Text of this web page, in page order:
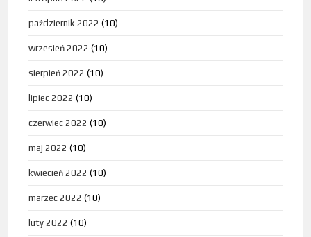
październik 2022 (10)
wrzesień 2022 (10)
sierpień 2022 (10)
lipiec 2022 (10)
czerwiec 2022 (10)
maj 2022 (10)
kwiecień 2022 (10)
marzec 2022 (10)
luty 2022 (10)